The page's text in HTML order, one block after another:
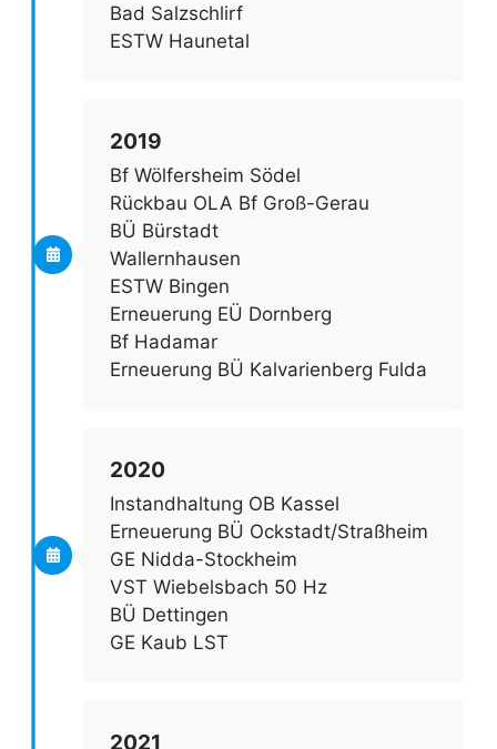
Bad Salzschlirf
ESTW Haunetal
2019
Bf Wölfersheim Södel
Rückbau OLA Bf Groß-Gerau
BÜ Bürstadt
Wallernhausen
ESTW Bingen
Erneuerung EÜ Dornberg
Bf Hadamar
Erneuerung BÜ Kalvarienberg Fulda
2020
Instandhaltung OB Kassel
Erneuerung BÜ Ockstadt/Straßheim
GE Nidda-Stockheim
VST Wiebelsbach 50 Hz
BÜ Dettingen
GE Kaub LST
2021